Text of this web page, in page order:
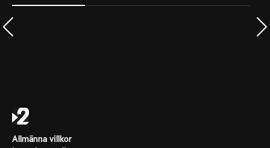
Allmänna villkor